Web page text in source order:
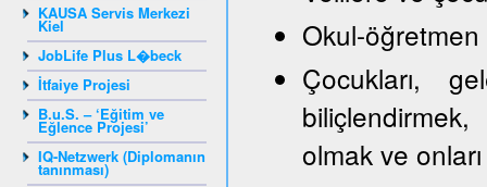
KAUSA Servis Merkezi
Kiel
JobLife Plus L�beck
İtfaiye Projesi
B.u.S. – ‘Eğitim ve
Eğlence Projesi’
IQ-Netzwerk (Diplomanın
tanınması)
Okul-
Çocukları,
olmak ve